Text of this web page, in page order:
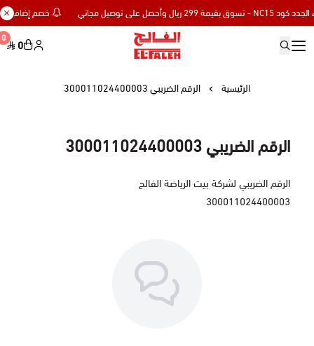
خصم إضافي 15% للعملاء الجدد كود NC15 - تسوق بقيمة 299 ريال وأحصل على توصيل مجاني
0 0
الرئيسية الرقم الضريبي 300011024400003
الرقم الضريبي 300011024400003
الرقم الضريبي لشركة بيت الرياضة الفالح
300011024400003